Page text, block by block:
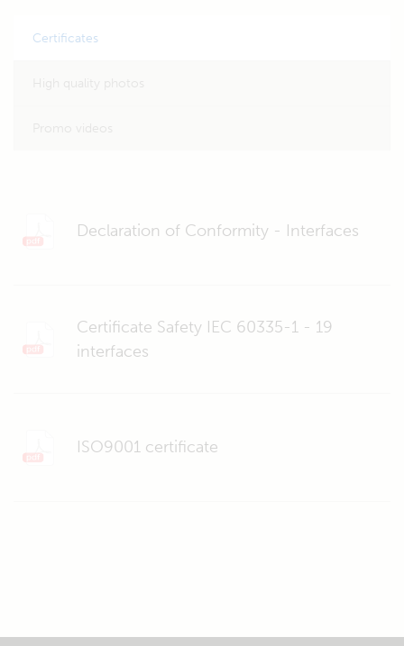
Certificates
Declaration of Conformity - Interfaces
Certificate Safety IEC 60335-1 - 19
interfaces
ISO9001 certificate